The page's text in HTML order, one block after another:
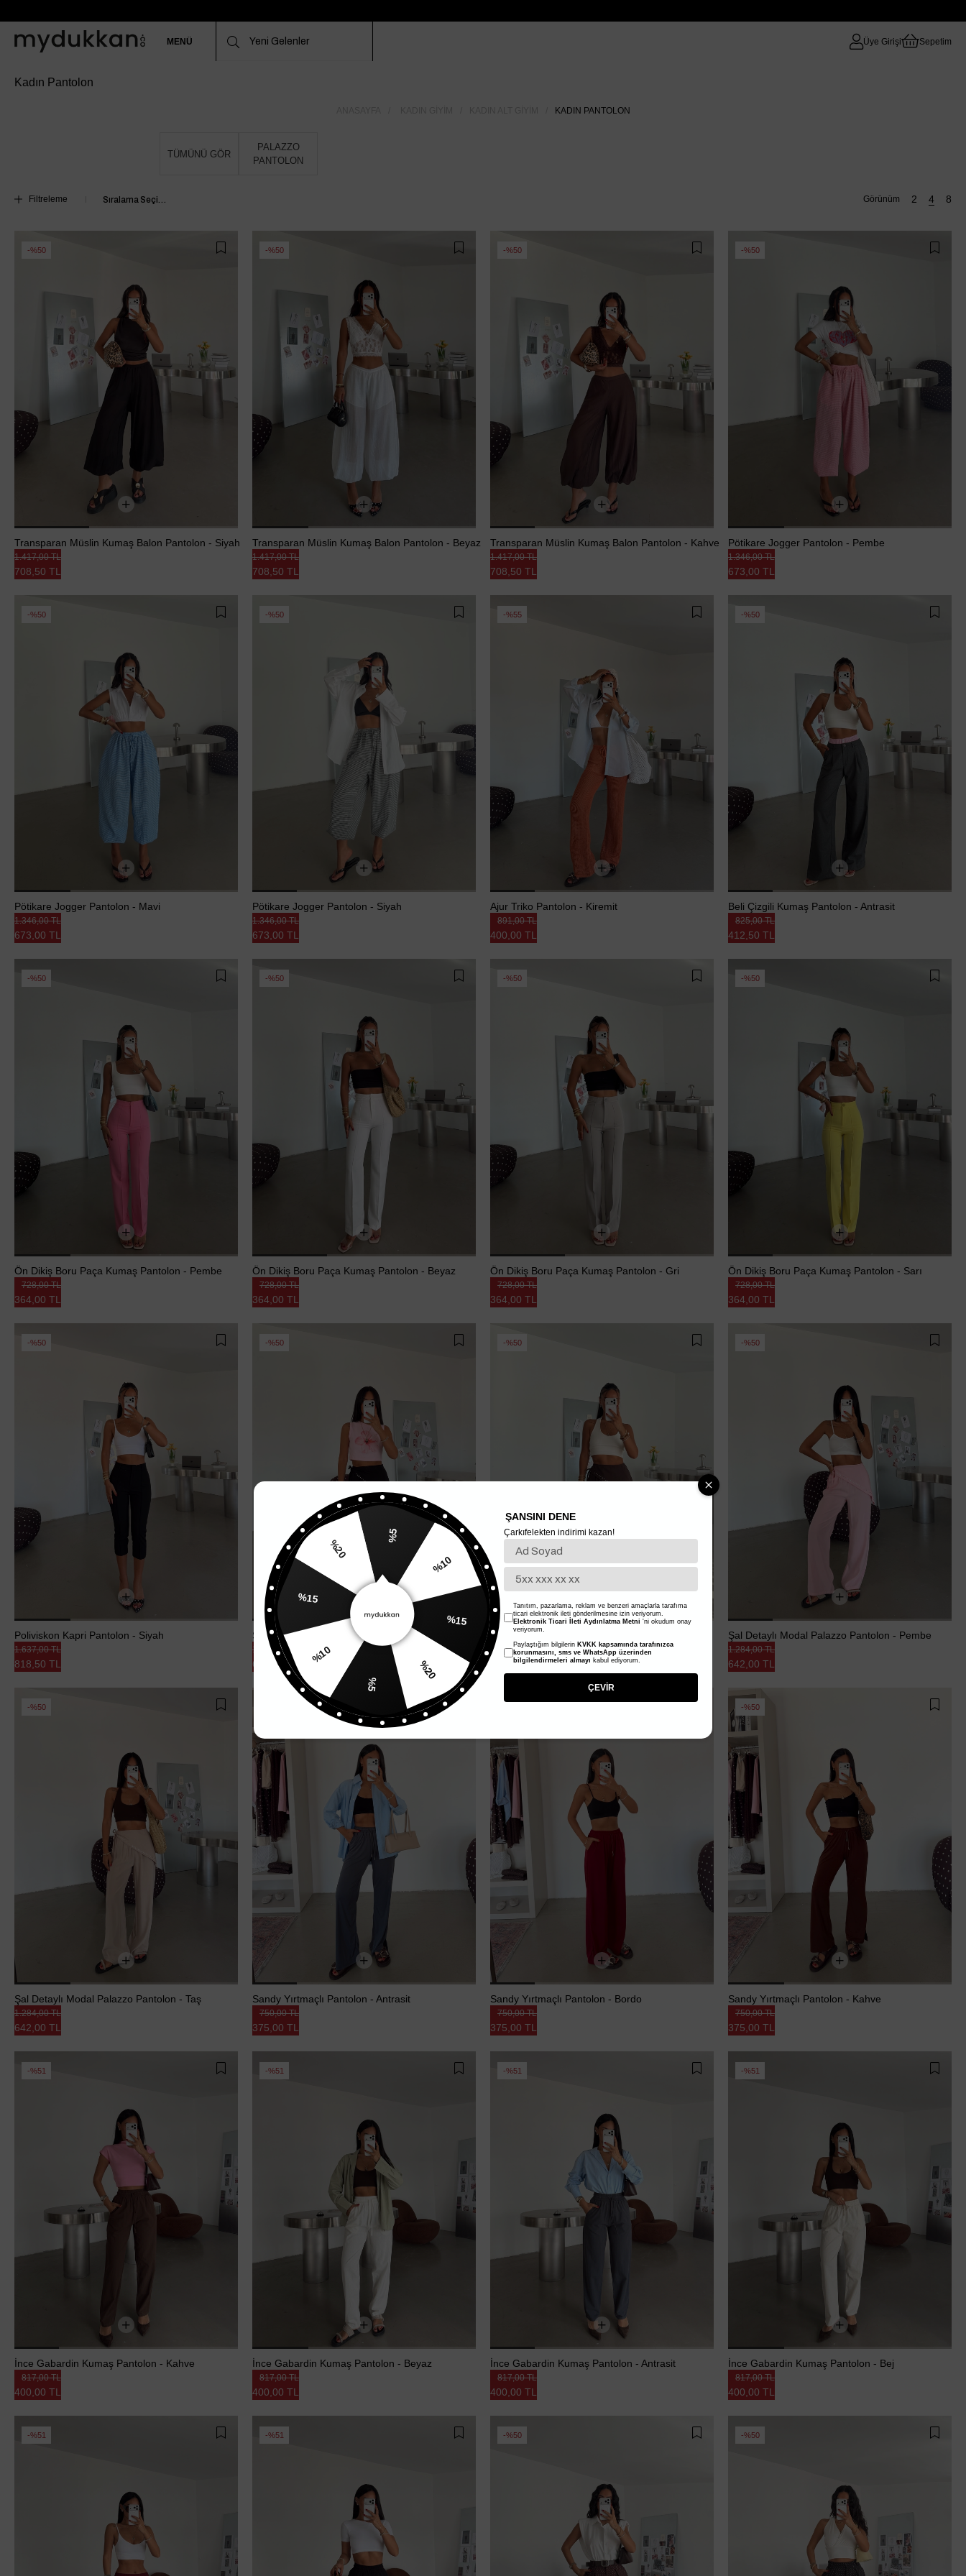
MENÜ Üye Girişi Sepetim
Kadın Pantolon
KADIN PANTOLON
TÜMÜNÜ GÖR
PALAZZO
PANTOLON
Filtreleme
%50
Transparan Müslin Kumaş Balon Pantolon - Siyah
708,50 TL
1.417,00 TL
%50
Transparan Müslin Kumaş Balon Pantolon - Beyaz
708,50 TL
1.417,00 TL
%50
Transparan Müslin Kumaş Balon Pantolon - Kahve
708,50 TL
1.417,00 TL
%50
Pötikare Jogger Pantolon - Pembe
673,00 TL
1.346,00 TL
%50
Pötikare Jogger Pantolon - Mavi
673,00 TL
1.346,00 TL
%50
Pötikare Jogger Pantolon - Siyah
673,00 TL
1.346,00 TL
%55
Ajur Triko Pantolon - Kiremit
400,00 TL
891,00 TL
%50
Beli Çizgili Kumaş Pantolon - Antrasit
412,50 TL
825,00 TL
%50
Ön Dikiş Boru Paça Kumaş Pantolon - Pembe
364,00 TL
728,00 TL
%50
Ön Dikiş Boru Paça Kumaş Pantolon - Beyaz
364,00 TL
728,00 TL
%50
Ön Dikiş Boru Paça Kumaş Pantolon - Gri
364,00 TL
728,00 TL
%50
Ön Dikiş Boru Paça Kumaş Pantolon - Sarı
364,00 TL
728,00 TL
%50
Poliviskon Kapri Pantolon - Siyah
818,50 TL
1.637,00 TL
%50
Şal Detaylı Modal Palazzo Pantolon - Siyah
642,00 TL
1.284,00 TL
%50
Şal Detaylı Modal Palazzo Pantolon - Acı Kahve
642,00 TL
1.284,00 TL
%50
Şal Detaylı Modal Palazzo Pantolon - Pembe
642,00 TL
1.284,00 TL
%50
Şal Detaylı Modal Palazzo Pantolon - Taş
642,00 TL
1.284,00 TL
Sandy Yırtmaçlı Pantolon - Antrasit
375,00 TL
750,00 TL
Sandy Yırtmaçlı Pantolon - Bordo
375,00 TL
750,00 TL
%50
Sandy Yırtmaçlı Pantolon - Kahve
375,00 TL
750,00 TL
%51
İnce Gabardin Kumaş Pantolon - Kahve
400,00 TL
817,00 TL
%51
İnce Gabardin Kumaş Pantolon - Beyaz
400,00 TL
817,00 TL
%51
İnce Gabardin Kumaş Pantolon - Antrasit
400,00 TL
817,00 TL
%51
İnce Gabardin Kumaş Pantolon - Bej
400,00 TL
817,00 TL
%51 %51 %50 %50
%5
%10
%15
%20
%5
%10
%15
%20
ŞANSINI DENE
Çarkıfelekten indirimi kazan!
Tanıtım, pazarlama, reklam ve benzeri amaçlarla tarafıma
ticari elektronik ileti gönderilmesine izin veriyorum.
Elektronik Ticari İleti Aydınlatma Metni 'ni okudum onay
veriyorum.
Paylaştığım bilgilerin KVKK kapsamında tarafınızca
korunmasını, sms ve WhatsApp üzerinden
bilgilendirmeleri almayı kabul ediyorum.
ÇEVİR